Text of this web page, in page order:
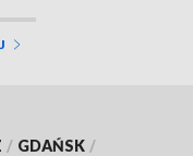
/ GDAŃSK /